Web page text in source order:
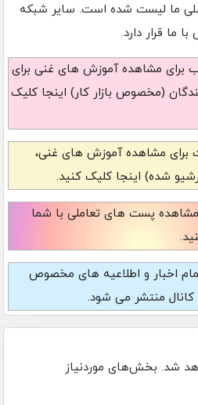
ما لیست شده است. سایر شبکه
ما قرار دارد.
برای مشاهده آموزش های غنی برای
(مخصوص بازار کار) اینجا کلیک
برای مشاهده آموزش های غنی،
شده) اینجا کلیک کنید.
مشاهده پست های تعاملی با شما
اخبار و اطلاعیه های مخصوص
کانال منتشر می شود.
شد. بخش‌های موردنیاز